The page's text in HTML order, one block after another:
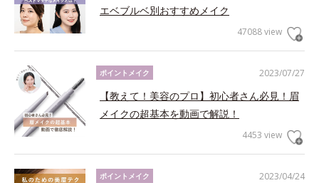
エベブルベ別おすすめメイク
47088 view
2023/07/27
ポイントメイク
【教えて！美容のプロ】初心者さん必見！眉
メイクの超基本を動画で解説！
4453 view
2023/04/24
ポイントメイク